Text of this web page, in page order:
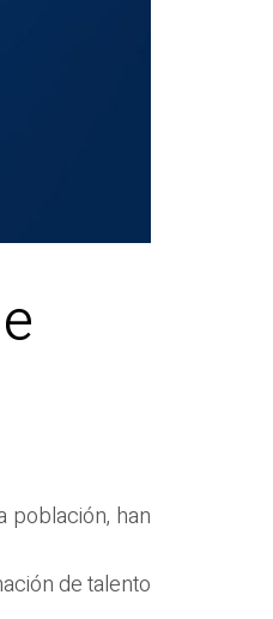
población, han
de talento